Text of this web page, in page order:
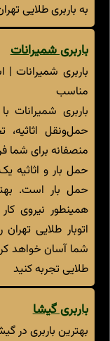
به باربری طلایی
باربری شمیرانات
باربری
مناسب
باربری شمیرانات
حمل‌ونقل
منصفانه برای شما
حمل بار و
حمل بار است.
همینطور نیروی
اتوبار طلایی
شما آسان خواهد
طلایی تجربه کنید
باربری گیشا
بهترین باربری در